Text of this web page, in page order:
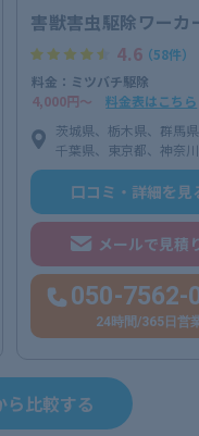
害獣害虫駆除ワーカ
4.6（58件）
料金：ミツバチ駆除
4,000円〜
料金表はこちら
茨城県、栃木県、群馬
千葉県、東京都、神奈
口コミ・詳細を見
メールで見積
050-7562-
24時間/365日営
比較する